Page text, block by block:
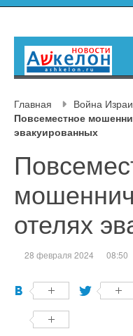
Главная
Война
Повсеместное
эвакуированных
отелях
28 февраля 2024 08:50